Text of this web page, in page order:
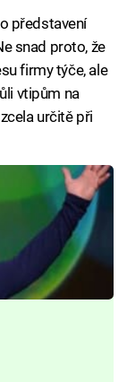
představení
snad proto, že
firmy týče, ale
vtipům na
určitě při